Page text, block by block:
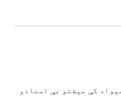
کې مېشتو بې اسنادو